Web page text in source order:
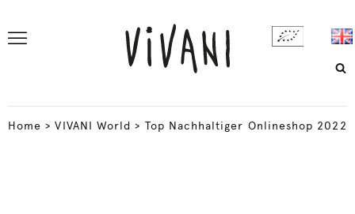
Home >VIVANI World > Top Nachhaltiger Onlineshop 2022